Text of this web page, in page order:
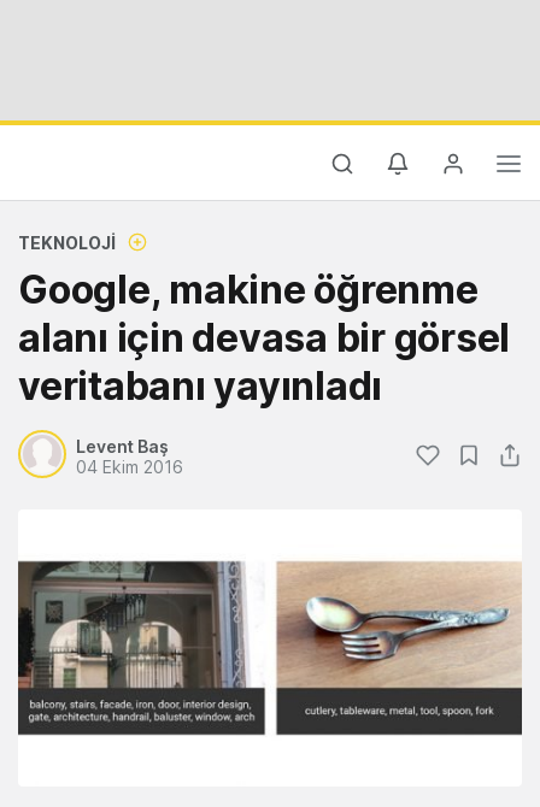
TEKNOLOJI
Google, makine öğrenme
alanı için devasa bir görsel
veritabanı yayınladı
Levent Baş
04 Ekim 2016